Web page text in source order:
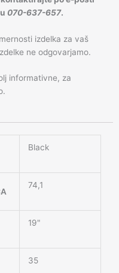
070-637-657.
izdelka za vaš
ne odgovarjamo.
informativne, za
Black
74,1
19"
35